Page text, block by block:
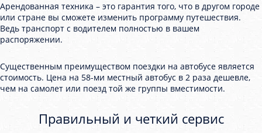
Арендованная техника – это гарантия того, что в другом городе
или стране вы сможете изменить программу путешествия.
Ведь транспорт с водителем полностью в вашем
распоряжении.
Существенным преимуществом поездки на автобусе является
стоимость. Цена на 58-ми местный автобус в 2 раза дешевле,
чем на самолет или поезд той же группы вместимости.
Правильный и четкий сервис